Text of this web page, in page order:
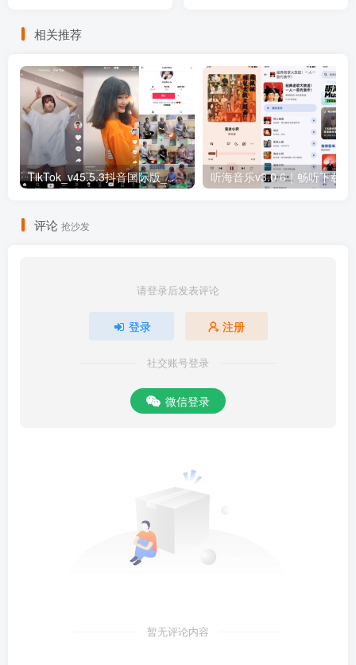
相关推荐
TikTok_v45.5.3抖音国际版_免拔卡解锁全球版
评论 抢沙发
请登录后发表评论
登录 注册
社交账号登录
微信登录
暂无评论内容